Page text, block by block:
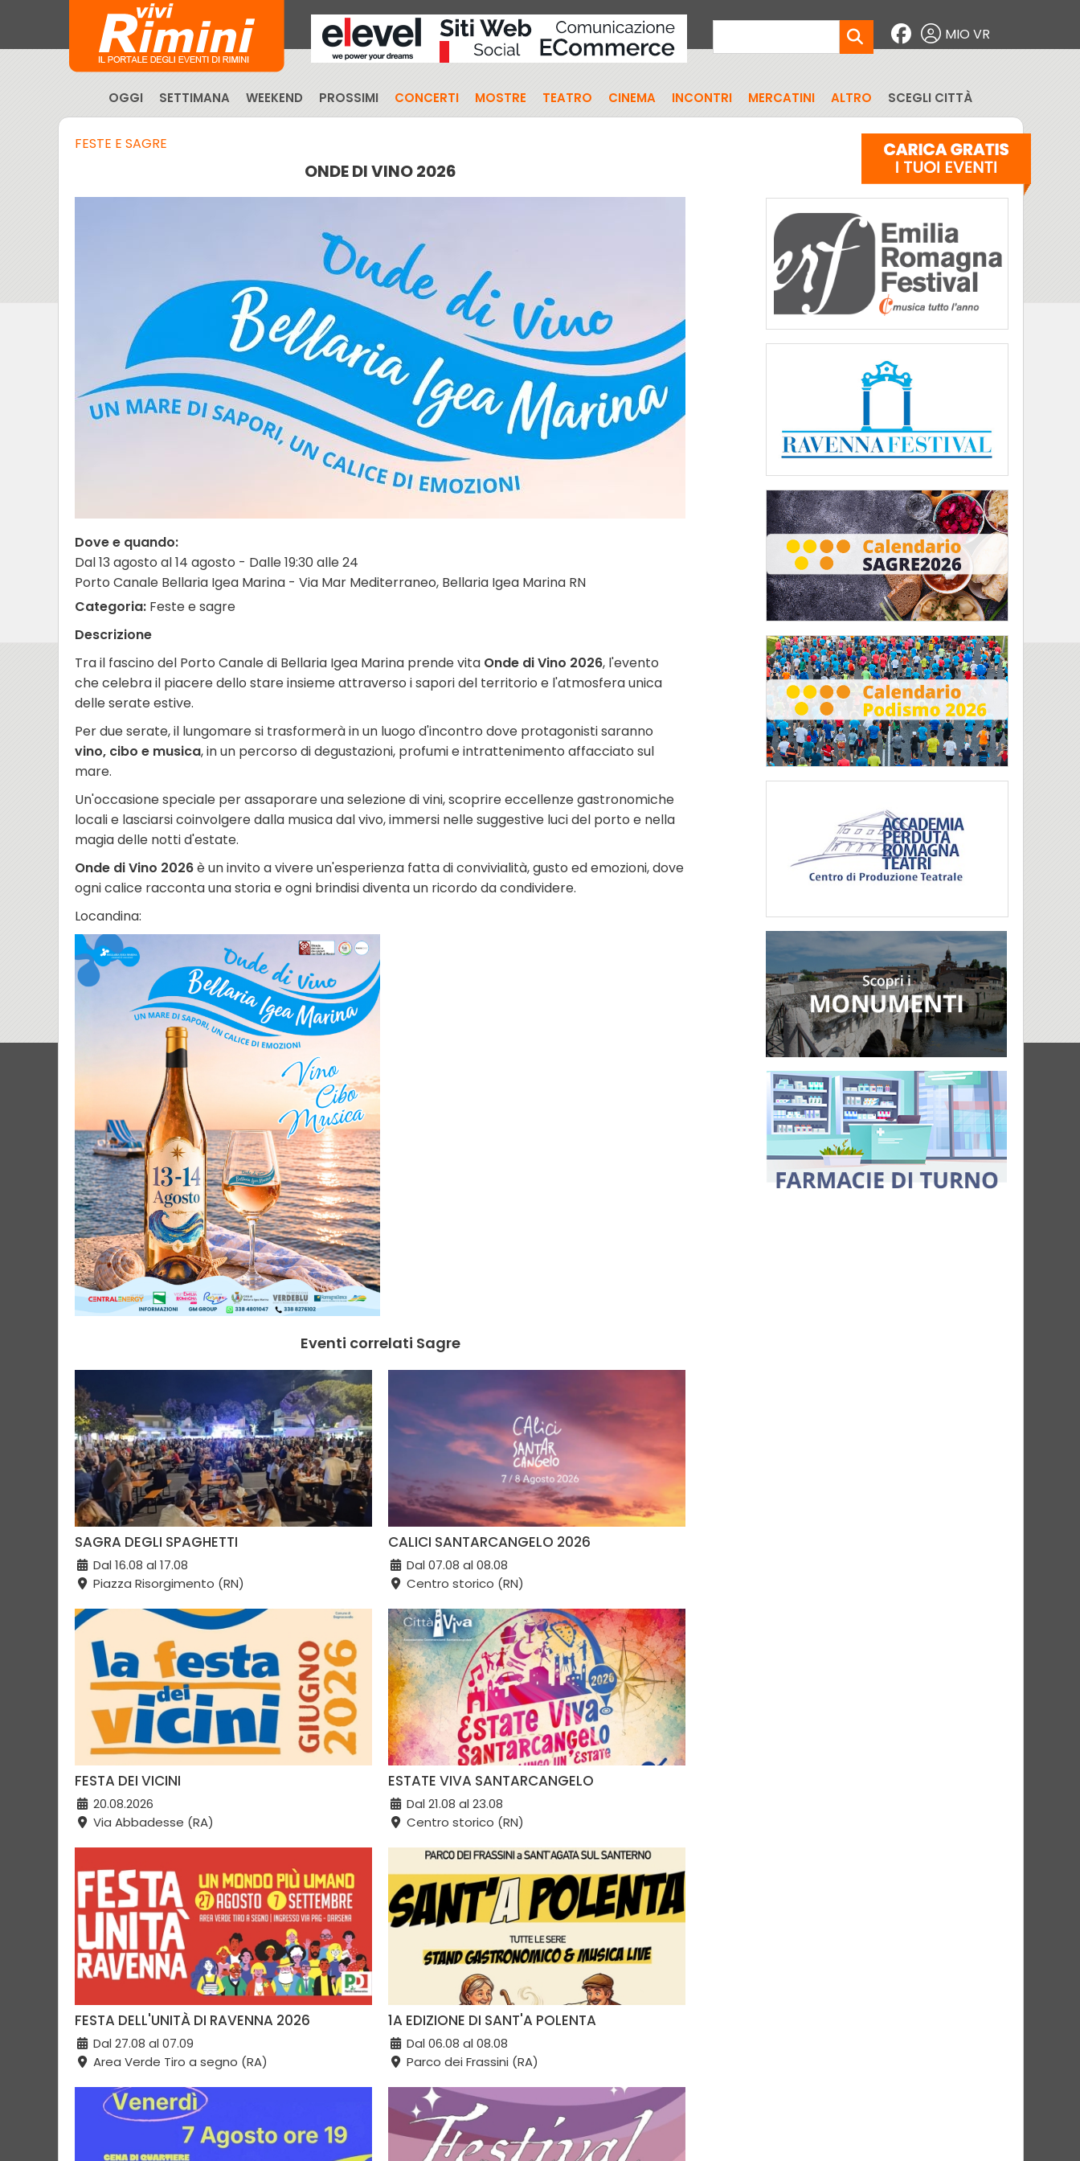
MIO VR
OGGI SETTIMANA WEEKEND PROSSIMI CONCERTI MOSTRE TEATRO CINEMA INCONTRI MERCATINI ALTRO SCEGLI CITTÀ
FESTE E SAGRE
ONDE DI VINO 2026
Dove e quando:
Dal 13 agosto al 14 agosto - Dalle 19:30 alle 24
Porto Canale Bellaria Igea Marina - Via Mar Mediterraneo, Bellaria Igea Marina RN
Categoria: Feste e sagre
Descrizione
Tra il fascino del Porto Canale di Bellaria Igea Marina prende vita Onde di Vino 2026, l'evento
che celebra il piacere dello stare insieme attraverso i sapori del territorio e l'atmosfera unica
delle serate estive.
Per due serate, il lungomare si trasformerà in un luogo d'incontro dove protagonisti saranno
vino, cibo e musica, in un percorso di degustazioni, profumi e intrattenimento affacciato sul
mare.
Un'occasione speciale per assaporare una selezione di vini, scoprire eccellenze gastronomiche
locali e lasciarsi coinvolgere dalla musica dal vivo, immersi nelle suggestive luci del porto e nella
magia delle notti d'estate.
Onde di Vino 2026è un invito a vivere un'esperienza fatta di convivialità, gusto ed emozioni, dove
ogni calice racconta una storia e ogni brindisi diventa un ricordo da condividere.
Locandina:
Eventi correlati Sagre
SAGRA DEGLI SPAGHETTI
Dal 16.08 al 17.08
Piazza Risorgimento (RN)
CALICI SANTARCANGELO 2026
Dal 07.08 al 08.08
Centro storico (RN)
FESTA DEI VICINI
20.08.2026
Via Abbadesse (RA)
ESTATE VIVA SANTARCANGELO
Dal 21.08 al 23.08
Centro storico (RN)
FESTA DELL'UNITÀ DI RAVENNA 2026
Dal 27.08 al 07.09
Area Verde Tiro a segno (RA)
1A EDIZIONE DI SANT'A POLENTA
Dal 06.08 al 08.08
Parco dei Frassini (RA)